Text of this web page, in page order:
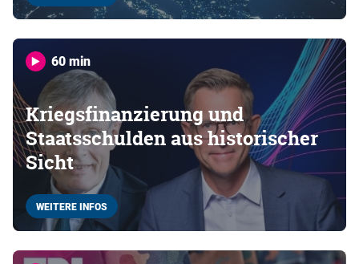
60 min
Kriegsfinanzierung und
Staatsschulden aus historischer
Sicht
WEITERE INFOS